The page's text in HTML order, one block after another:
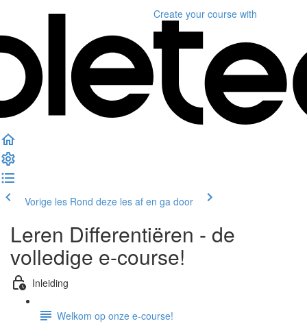
Create your course with
Vorige les Rond deze les af en ga door
Leren Differentiëren - de
volledige e-course!
Inleiding
Welkom op onze e-course!